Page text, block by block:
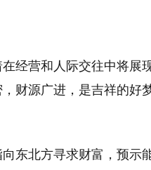
经营和人际交往中将展
财源广进，是吉祥的好
东北方寻求财富，预示